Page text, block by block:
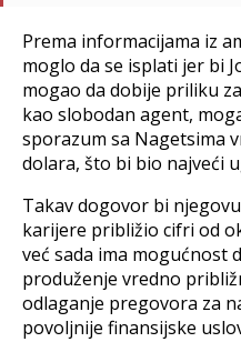
Prema informacijama iz
moglo da se isplati jer bi
mogao da dobije priliku
kao slobodan agent,
sporazum sa Nagetsima
dolara, što bi bio najveći
Takav dogovor bi
karijere približio cifri od
već sada ima mogućnost
produženje vredno
odlaganje pregovora za
povoljnije finansijske